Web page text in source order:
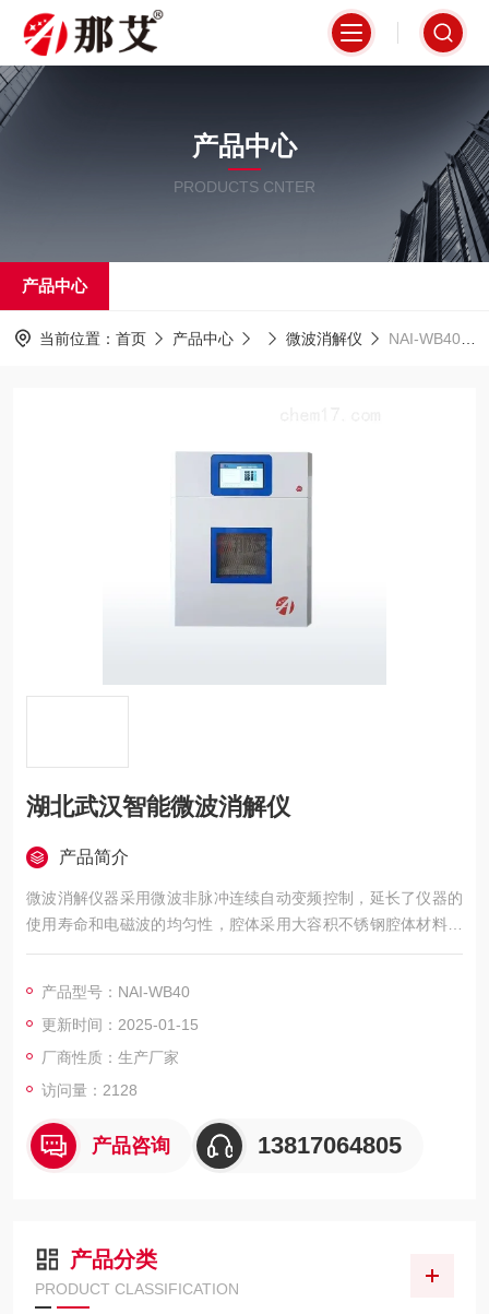
产品中心
PRODUCTS CNTER
产品中心
当前位置： 首页 产品中心 微波消解仪 NAI-WB40湖北武汉智能微波消解仪
湖北武汉智能微波消解仪
产品简介
微波消解仪器采用微波非脉冲连续自动变频控制，延长了仪器的
使用寿命和电磁波的均匀性，腔体采用大容积不锈钢腔体材料特
制而成，自锁式缓冲防爆炉门，当反应异常时，缓冲结构确保操
波泄漏符合国家标准。湖北武汉智能微波消解仪
产品型号：NAI-WB40
更新时间：2025-01-15
厂商性质：生产厂家
访问量：2128
产品咨询 13817064805
产品分类
PRODUCT CLASSIFICATION